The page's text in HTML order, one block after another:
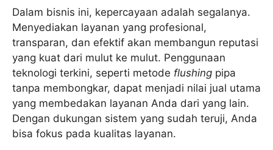
Dalam bisnis ini, kepercayaan adalah segalanya.
Menyediakan layanan yang profesional,
transparan, dan efektif akan membangun reputasi
yang kuat dari mulut ke mulut. Penggunaan
teknologi terkini, seperti metode flushing pipa
tanpa membongkar, dapat menjadi nilai jual utama
yang membedakan layanan Anda dari yang lain.
Dengan dukungan sistem yang sudah teruji, Anda
bisa fokus pada kualitas layanan.